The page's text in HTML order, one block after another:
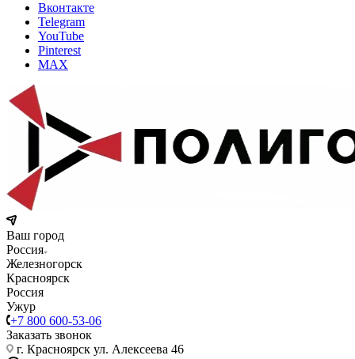
Вконтакте
Telegram
YouTube
Pinterest
MAX
Ваш город
Россия
Железногорск
Красноярск
Россия
Ужур
+7 800 600-53-06
Заказать звонок
г. Красноярск ул. Алексеева 46